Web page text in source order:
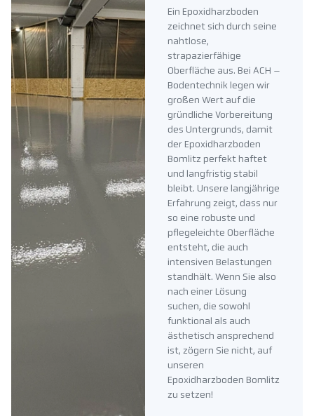
Ein Epoxidharzboden
zeichnet sich durch seine
nahtlose,
strapazierfähige
Oberfläche aus. Bei ACH –
Bodentechnik legen wir
großen Wert auf die
gründliche Vorbereitung
des Untergrunds, damit
der Epoxidharzboden
Bomlitz perfekt haftet
und langfristig stabil
bleibt. Unsere langjährige
Erfahrung zeigt, dass nur
so eine robuste und
pflegeleichte Oberfläche
entsteht, die auch
intensiven Belastungen
standhält. Wenn Sie also
nach einer Lösung
suchen, die sowohl
funktional als auch
ästhetisch ansprechend
ist, zögern Sie nicht, auf
unseren
Epoxidharzboden Bomlitz
zu setzen!